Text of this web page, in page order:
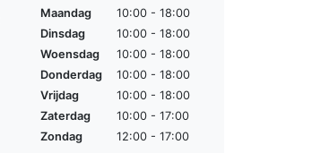
Maandag
10:00 - 18:00
Dinsdag
10:00 - 18:00
Woensdag
10:00 - 18:00
Donderdag
10:00 - 18:00
Vrijdag
10:00 - 18:00
Zaterdag
10:00 - 17:00
Zondag
12:00 - 17:00